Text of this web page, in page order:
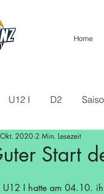
Home
U12 I D2
U14 Aktuelles
Start
2020 2 Min. Lesezeit
U12 I hatte am 04.10.